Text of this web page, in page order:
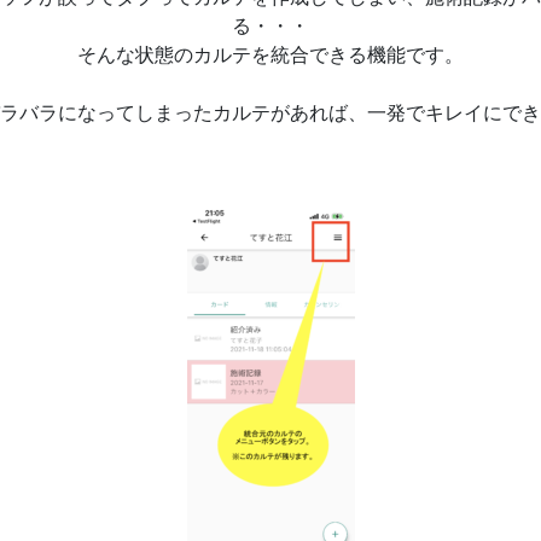
る・・・
そんな状態のカルテを統合できる機能です。
バラになってしまったカルテがあれば、一発でキレイにで